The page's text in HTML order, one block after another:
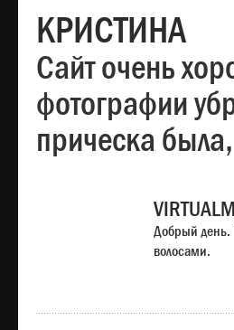
КРИСТИНА
Сайт очень
фотографии
прическа
Добрый день.
волосами.